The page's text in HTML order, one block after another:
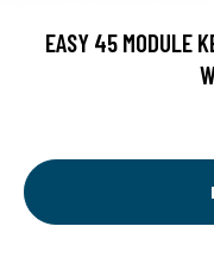
EASY 45 MODULE